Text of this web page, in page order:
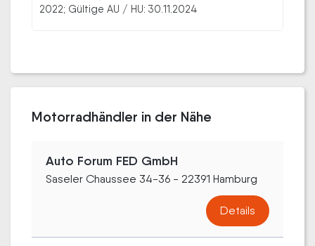
2022; Gültige AU / HU: 30.11.2024
Motorradhändler in der Nähe
Auto Forum FED GmbH
Saseler Chaussee 34-36 - 22391 Hamburg
Details